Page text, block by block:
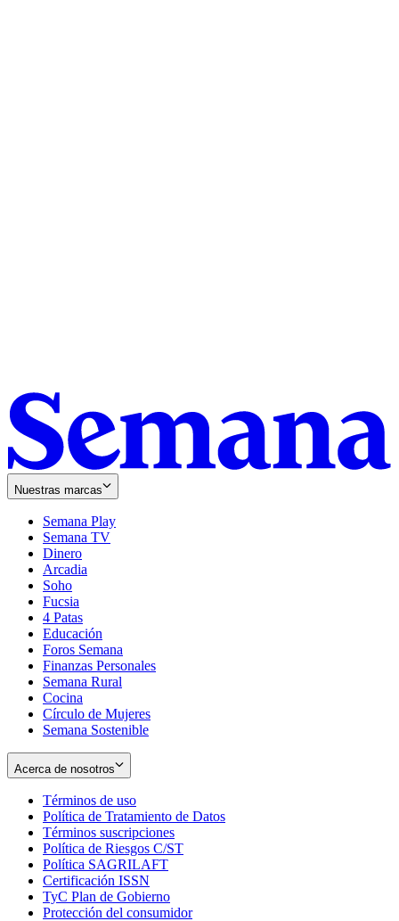
Nuestras marcas
Semana Play
Semana TV
Dinero
Arcadia
Soho
in
new
window
Fucsia
in
new
window
4 Patas
Educación
Foros Semana
Finanzas Personales
Semana Rural
Cocina
Círculo de Mujeres
Semana Sostenible
Acerca de nosotros
Términos de uso
in
new
window
Política de Tratamiento de Datos
Términos suscripciones
in
Política de Riesgos C/ST
Política SAGRILAFT
new
window
Certificación ISSN
in
new
TyC Plan de Gobierno
in
Protección del consumidorOpens